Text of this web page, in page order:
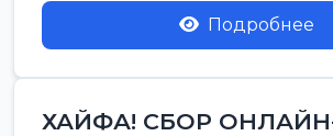
Подробнее
ХАЙФА! СБОР